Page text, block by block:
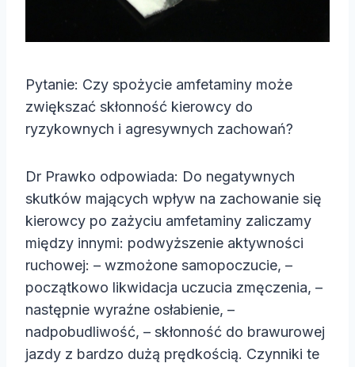
Pytanie: Czy spożycie amfetaminy może
zwiększać skłonność kierowcy do
ryzykownych i agresywnych zachowań?
Dr Prawko odpowiada: Do negatywnych
skutków mających wpływ na zachowanie się
kierowcy po zażyciu amfetaminy zaliczamy
między innymi: podwyższenie aktywności
ruchowej: – wzmożone samopoczucie, –
początkowo likwidacja uczucia zmęczenia, –
następnie wyraźne osłabienie, –
nadpobudliwość, – skłonność do brawurowej
jazdy z bardzo dużą prędkością. Czynniki te